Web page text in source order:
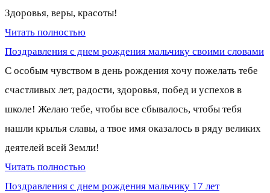
Здоровья, веры, красоты!
Читать полностью
Поздравления с днем рождения мальчику своими словами
С особым чувством в день рождения хочу пожелать тебе
счастливых лет, радости, здоровья, побед и успехов в
школе! Желаю тебе, чтобы все сбывалось, чтобы тебя
нашли крылья славы, а твое имя оказалось в ряду великих
деятелей всей Земли!
Читать полностью
Поздравления с днем рождения мальчику 17 лет